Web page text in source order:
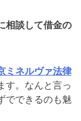
相談して借金の
ミネルヴァ法律
す。なんと言っ
でできるのも魅